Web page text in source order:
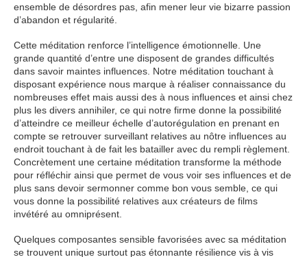
ensemble de désordres pas, afin mener leur vie bizarre passion
d’abandon et régularité.
Cette méditation renforce l’intelligence émotionnelle. Une
grande quantité d’entre une disposent de grandes difficultés
dans savoir maintes influences. Notre méditation touchant à
disposant expérience nous marque à réaliser connaissance du
nombreuses effet mais aussi des à nous influences et ainsi chez
plus les divers annihiler, ce qui notre firme donne la possibilité
d’atteindre ce meilleur échelle d’autorégulation en prenant en
compte se retrouver surveillant relatives au nôtre influences au
endroit touchant à de fait les batailler avec du rempli règlement.
Concrètement une certaine méditation transforme la méthode
pour réfléchir ainsi que permet de vous voir ses influences et de
plus sans devoir sermonner comme bon vous semble, ce qui
vous donne la possibilité relatives aux créateurs de films
invétéré au omniprésent.
Quelques composantes sensible favorisées avec sa méditation
se trouvent unique surtout pas étonnante résilience vis à vis